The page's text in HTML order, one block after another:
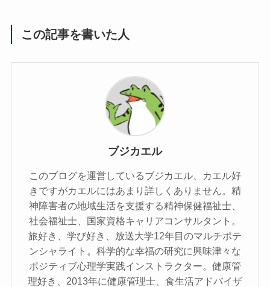
この記事を書いた人
ブジカエル
このブログを運営しているブジカエル、カエル好
きですがカエルにはあまり詳しくありません。精
神障害者の地域生活を支援する精神保健福祉士、
社会福祉士、国家資格キャリアコンサルタント。
旅好き、学び好き、放送大学12年目のマルチポテ
ンシャライト。科学的な幸福の研究に興味津々な
ポジティブ心理学実践インストラクター。健康管
理好き、2013年に健康管理士、食生活アドバイザ